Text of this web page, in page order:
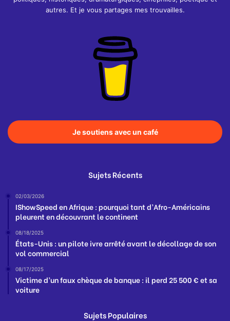
autres. Et je vous partages mes trouvailles.
Je soutiens avec un café
Sujets Récents
02/03/2026
IShowSpeed en Afrique : pourquoi tant d’Afro-Américains
pleurent en découvrant le continent
08/18/2025
États-Unis : un pilote ivre arrêté avant le décollage de son
vol commercial
08/17/2025
Victime d’un faux chèque de banque : il perd 25 500 € et sa
voiture
Sujets Populaires